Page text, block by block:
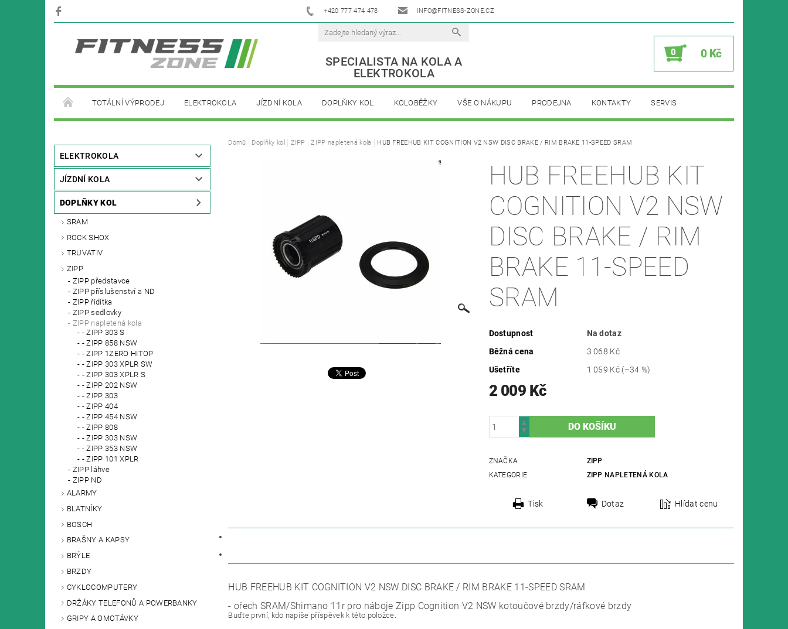
+420 777 474 478 INFO@FITNESS-ZONE.CZ
SPECIALISTA NA KOLA A
ELEKTROKOLA
0 0 Kč
TOTÁLNÍ VÝPRODEJ ELEKTROKOLA JÍZDNÍ KOLA DOPLŇKY KOL KOLOBĚŽKY VŠE O NÁKUPU PRODEJNA KONTAKTY SERVIS
ELEKTROKOLA
JÍZDNÍ KOLA
DOPLŇKY KOL
SRAM
ROCK SHOX
TRUVATIV
ZIPP
ZIPP představce
ZIPP příslušenství a ND
ZIPP řídítka
ZIPP sedlovky
ZIPP napletená kola
- ZIPP 303 S
- ZIPP 858 NSW
- ZIPP 1ZERO HITOP
- ZIPP 303 XPLR SW
- ZIPP 303 XPLR S
- ZIPP 202 NSW
- ZIPP 303
- ZIPP 404
- ZIPP 454 NSW
- ZIPP 808
- ZIPP 303 NSW
- ZIPP 353 NSW
- ZIPP 101 XPLR
ZIPP láhve
ZIPP ND
ALARMY
BLATNÍKY
BOSCH
BRAŠNY A KAPSY
BRÝLE
BRZDY
CYKLOCOMPUTERY
DRŽÁKY TELEFONŮ A POWERBANKY
GRIPY A OMOTÁVKY
Domů Doplňky kol ZIPP ZIPP napletená kola HUB FREEHUB KIT COGNITION V2 NSW DISC BRAKE / RIM BRAKE 11-SPEED SRAM
HUB FREEHUB KIT
COGNITION V2 NSW
DISC BRAKE / RIM
BRAKE 11-SPEED
SRAM
Dostupnost
Na dotaz
Běžná cena
3 068 Kč
Ušetříte
1 059 Kč (–34 %)
2 009 Kč
ZNAČKA
ZIPP
KATEGORIE
ZIPP NAPLETENÁ KOLA
Tisk Dotaz Hlídat cenu
HUB FREEHUB KIT COGNITION V2 NSW DISC BRAKE / RIM BRAKE 11-SPEED SRAM
- ořech SRAM/Shimano 11r pro náboje Zipp Cognition V2 NSW kotoučové brzdy/ráfkové brzdy
Buďte první, kdo napíše příspěvek k této položce.